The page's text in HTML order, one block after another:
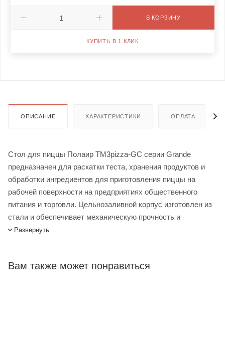
В КОРЗИНУ
КУПИТЬ В 1 КЛИК
ОПИСАНИЕ ХАРАКТЕРИСТИКИ ОПЛАТА
Стол для пиццы Полаир TM3pizza-GC серии Grande
предназначен для раскатки теста, хранения продуктов и
обработки ингредиентов для приготовления пиццы на
рабочей поверхности на предприятиях общественного
питания и торговли. Цельнозаливной корпус изготовлен из
стали и обеспечивает механическую прочность и
долговечность стола. Оборудование рассчитано на работу
Развернуть
Вам также может понравиться